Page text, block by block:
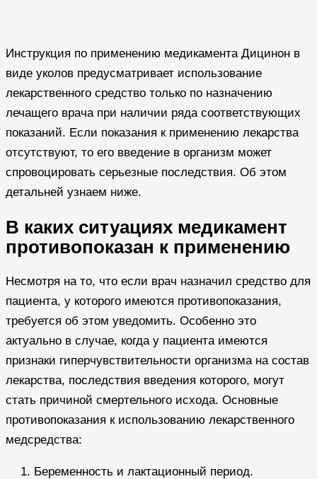
Инструкция по применению медикамента Дицинон в
виде уколов предусматривает использование
лекарственного средство только по назначению
лечащего врача при наличии ряда соответствующих
показаний. Если показания к применению лекарства
отсутствуют, то его введение в организм может
спровоцировать серьезные последствия. Об этом
детальней узнаем ниже.
В каких ситуациях медикамент
противопоказан к применению
Несмотря на то, что если врач назначил средство для
пациента, у которого имеются противопоказания,
требуется об этом уведомить. Особенно это
актуально в случае, когда у пациента имеются
признаки гиперчувствительности организма на состав
лекарства, последствия введения которого, могут
стать причиной смертельного исхода. Основные
противопоказания к использованию лекарственного
медсредства:
Беременность и лактационный период.